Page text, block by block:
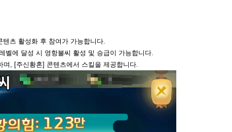
츠 활성화 후 참여가 가능합니다.
벨에 달성 시 영항불씨 활성 및 승급이 가능합니다.
며, [주신황혼] 콘텐츠에서 스킬을 제공합니다.